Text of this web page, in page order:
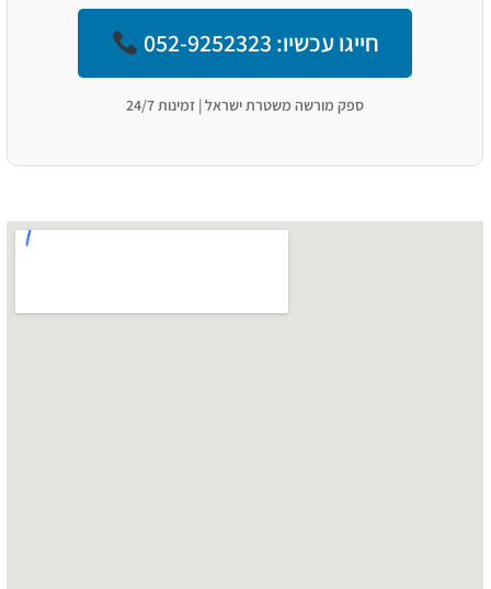
חייגו עכשיו: 052-9252323
ספק מורשה משטרת ישראל | זמינות 24/7